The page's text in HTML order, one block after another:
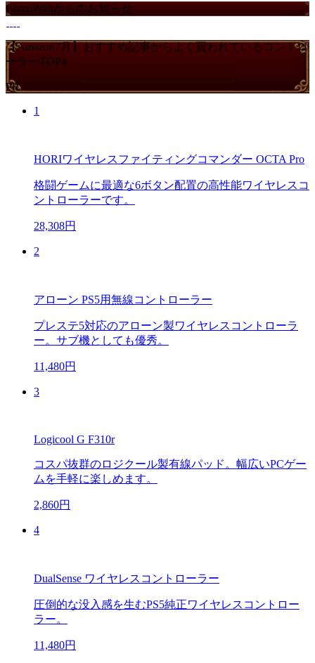
GameWithからのお知らせ
【Amazon7月】おすすめ記事からよく買われているコントロ
ーラーTOP4
PR
1
HORIワイヤレスファイティングコマンダー OCTA Pro
格闘ゲームに最適な6ボタン配置の高性能ワイヤレスコ
ントローラーです。
28,308円
2
アローン PS5用無線コントローラー
プレステ5対応のアローン製ワイヤレスコントローラ
ー。サブ機としても優秀。
11,480円
3
Logicool G F310r
コスパ抜群のロジクール製有線パッド。幅広いPCゲー
ムを手軽に楽しめます。
2,860円
4
DualSense ワイヤレスコントローラー
圧倒的な没入感を生むPS5純正ワイヤレスコントロー
ラー。
11,480円